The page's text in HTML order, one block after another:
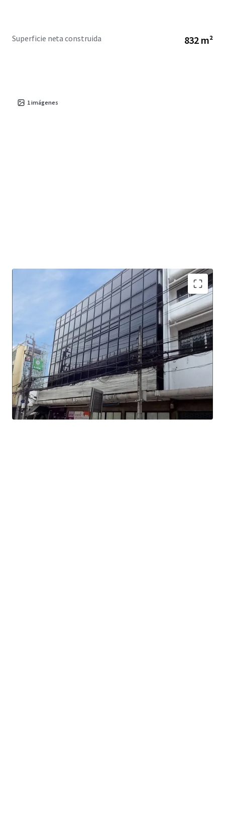
Superficie neta construida 832 m²
1imágenes
Land Area : 60 sq.wah or 240 sq.m.
Total floor area : 832 sq.m.
Mass Transit Station : MRT Fai Chai station.
Suitable for : Office use, Residential, Hotel / Hostel or
other commercial developments.
Land Tenure : Freehold